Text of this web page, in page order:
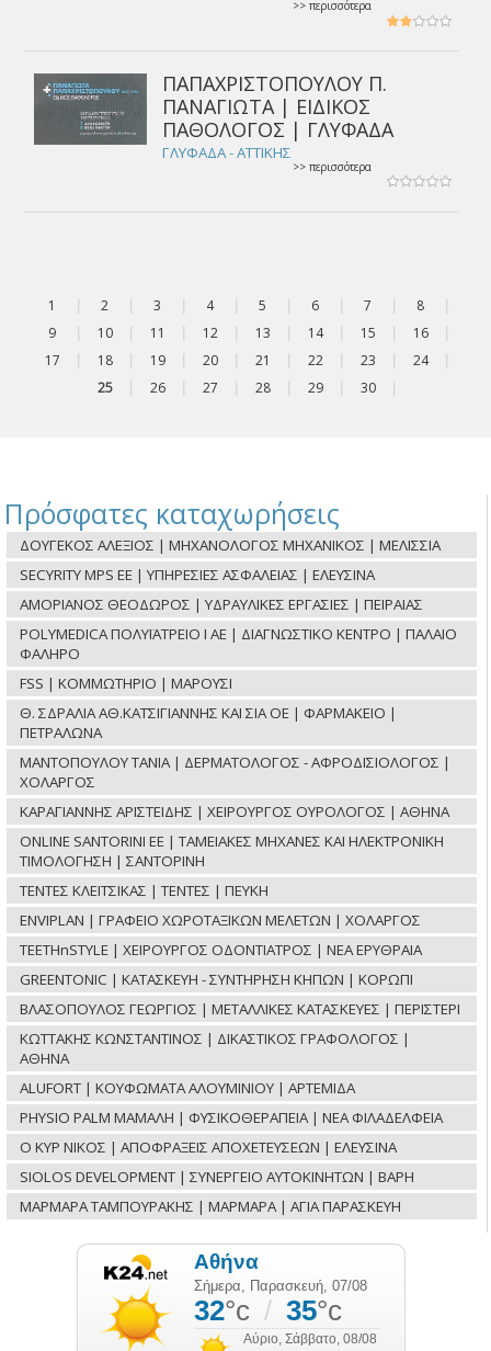
>> περισσότερα
ΠΑΠΑΧΡΙΣΤΟΠΟΥΛΟΥ Π.
ΠΑΝΑΓΙΩΤΑ | ΕΙΔΙΚΟΣ
ΠΑΘΟΛΟΓΟΣ | ΓΛΥΦΑΔΑ
ΓΛΥΦΑΔΑ - ΑΤΤΙΚΗΣ
>> περισσότερα
1 2 3 4 5 6 7 8
9
10 11 12 13 14 15 16
17
18 19 20 21 22 23 24
25
26 27 28 29 30
Πρόσφατες καταχωρήσεις
ΔΟΥΓΕΚΟΣ ΑΛΕΞΙΟΣ | ΜΗΧΑΝΟΛΟΓΟΣ ΜΗΧΑΝΙΚΟΣ | ΜΕΛΙΣΣΙΑ
SECYRITY MPS ΕΕ | ΥΠΗΡΕΣΙΕΣ ΑΣΦΑΛΕΙΑΣ | ΕΛΕΥΣΙΝΑ
ΑΜΟΡΙΑΝΟΣ ΘΕΟΔΩΡΟΣ | ΥΔΡΑΥΛΙΚΕΣ ΕΡΓΑΣΙΕΣ | ΠΕΙΡΑΙΑΣ
POLYMEDICA ΠΟΛΥΪΑΤΡΕΙΟ Ι ΑΕ | ΔΙΑΓΝΩΣΤΙΚΟ ΚΕΝΤΡΟ | ΠΑΛΑΙΟ
ΦΑΛΗΡΟ
FSS | ΚΟΜΜΩΤΗΡΙΟ | ΜΑΡΟΥΣΙ
Θ. ΣΔΡΑΛΙΑ ΑΘ.ΚΑΤΣΙΓΙΑΝΝΗΣ ΚΑΙ ΣΙΑ ΟΕ | ΦΑΡΜΑΚΕΙΟ |
ΠΕΤΡΑΛΩΝΑ
ΜΑΝΤΟΠΟΥΛΟΥ ΤΑΝΙΑ | ΔΕΡΜΑΤΟΛΟΓΟΣ - ΑΦΡΟΔΙΣΙΟΛΟΓΟΣ |
ΧΟΛΑΡΓΟΣ
ΚΑΡΑΓΙΑΝΝΗΣ ΑΡΙΣΤΕΙΔΗΣ | ΧΕΙΡΟΥΡΓΟΣ ΟΥΡΟΛΟΓΟΣ | ΑΘΗΝΑ
ONLINE SANTORINI ΕΕ | ΤΑΜΕΙΑΚΕΣ ΜΗΧΑΝΕΣ ΚΑΙ ΗΛΕΚΤΡΟΝΙΚΗ
ΤΙΜΟΛΟΓΗΣΗ | ΣΑΝΤΟΡΙΝΗ
ΤΕΝΤΕΣ ΚΛΕΙΤΣΙΚΑΣ | ΤΕΝΤΕΣ | ΠΕΥΚΗ
ENVIPLAN | ΓΡΑΦΕΙΟ ΧΩΡΟΤΑΞΙΚΩΝ ΜΕΛΕΤΩΝ | ΧΟΛΑΡΓΟΣ
TEETHnSTYLE | ΧΕΙΡΟΥΡΓΟΣ ΟΔΟΝΤΙΑΤΡΟΣ | ΝΕΑ ΕΡΥΘΡΑΙΑ
GREENTONIC | ΚΑΤΑΣΚΕΥΗ - ΣΥΝΤΗΡΗΣΗ ΚΗΠΩΝ | ΚΟΡΩΠΙ
ΒΛΑΣΟΠΟΥΛΟΣ ΓΕΩΡΓΙΟΣ | ΜΕΤΑΛΛΙΚΕΣ ΚΑΤΑΣΚΕΥΕΣ | ΠΕΡΙΣΤΕΡΙ
ΚΩΤΤΑΚΗΣ ΚΩΝΣΤΑΝΤΙΝΟΣ | ΔΙΚΑΣΤΙΚΟΣ ΓΡΑΦΟΛΟΓΟΣ |
ΑΘΗΝΑ
ALUFORT | ΚΟΥΦΩΜΑΤΑ ΑΛΟΥΜΙΝΙΟΥ | ΑΡΤΕΜΙΔΑ
PHYSIO PALM ΜΑΜΑΛΗ | ΦΥΣΙΚΟΘΕΡΑΠΕΙΑ | ΝΕΑ ΦΙΛΑΔΕΛΦΕΙΑ
Ο ΚΥΡ ΝΙΚΟΣ | ΑΠΟΦΡΑΞΕΙΣ ΑΠΟΧΕΤΕΥΣΕΩΝ | ΕΛΕΥΣΙΝΑ
SIOLOS DEVELOPMENT | ΣΥΝΕΡΓΕΙΟ ΑΥΤΟΚΙΝΗΤΩΝ | ΒΑΡΗ
ΜΑΡΜΑΡΑ ΤΑΜΠΟΥΡΑΚΗΣ | ΜΑΡΜΑΡΑ | ΑΓΙΑ ΠΑΡΑΣΚΕΥΗ